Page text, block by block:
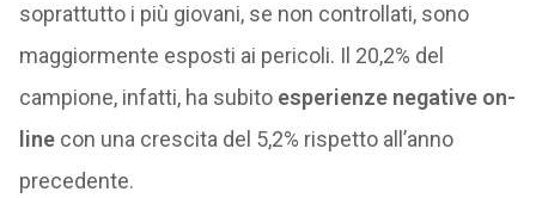
soprattutto i più giovani, se non controllati, sono
maggiormente esposti ai pericoli. Il 20,2% del
campione, infatti, ha subito esperienze negative on-
linecon una crescita del 5,2% rispetto all’anno
precedente.